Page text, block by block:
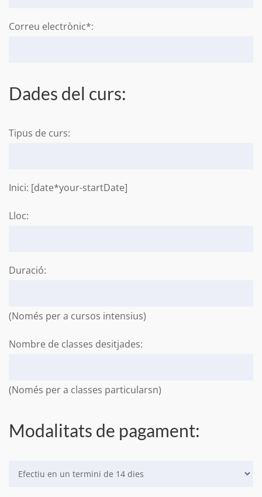
Correu electrònic*:
Dades del curs:
Tipus de curs:
Inici: [date*your-startDate]
Lloc:
Duració:
(Només per a cursos intensius)
Nombre de classes desitjades:
(Només per a classes particularsn)
Modalitats de pagament: